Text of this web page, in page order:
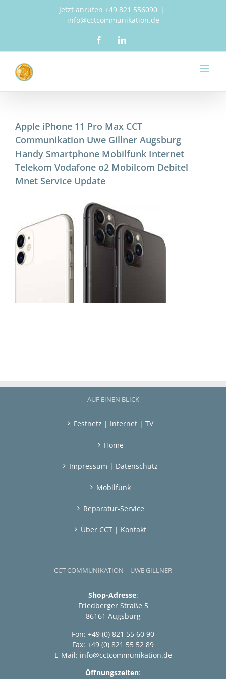
Jetzt anrufen +49 821 556090 |
info@cctcommunikation.de
FacebookLinkedIn
Apple iPhone 11 Pro Max CCT
Communikation Uwe Gillner Augsburg
Handy Smartphone Mobilfunk Internet
Telekom Vodafone o2 Mobilcom Debitel
Mnet Service Update
AUF EINEN BLICK
Festnetz | Internet | TV
Home
Impressum | Datenschutz
Mobilfunk
Reparatur-Service
Über CCT | Kontakt
CCT COMMUNIKATION | UWE GILLNER
Shop-Adresse:
Friedberger Straße 5
86161 Augsburg
Fon: +49 (0) 821 55 60 90
Fax: +49 (0) 821 55 52 89
E-Mail: info@cctcommunikation.de
Öffnungszeiten: